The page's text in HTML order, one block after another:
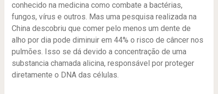
conhecido na medicina como combate a bactérias,
fungos, vírus e outros. Mas uma pesquisa realizada na
China descobriu que comer pelo menos um dente de
alho por dia pode diminuir em 44% o risco de câncer nos
pulmões. Isso se dá devido a concentração de uma
substancia chamada alicina, responsável por proteger
diretamente o DNA das células.